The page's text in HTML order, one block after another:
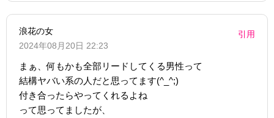
浪花の女
2024年08月20日 22:23
引用
まぁ、何もかも全部リードしてくる男性って
結構ヤバい系の人だと思ってます(^_^;)
付き合ったらやってくれるよね
って思ってましたが、